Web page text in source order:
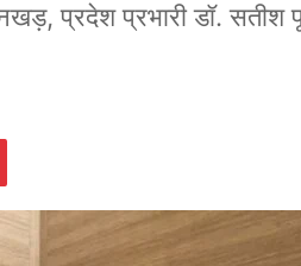
प्रदेश प्रभारी डॉ. सतीश
Pinterest